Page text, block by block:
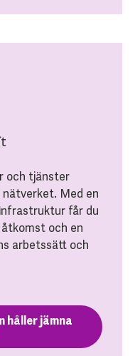
och tjänster
nätverket. Med en
får du
och en
arbetssätt och
håller jämna